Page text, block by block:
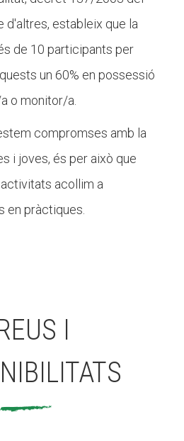
d'altres, estableix que la
de 10 participants per
un 60% en possessió
o monitor/a.
compromses amb la
i joves, és per això que
acollim a
en pràctiques.
I